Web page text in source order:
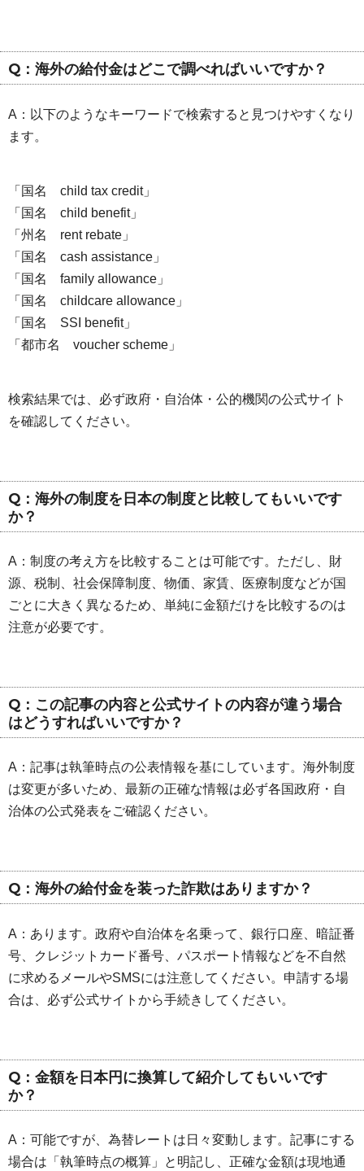
Q：海外の給付金はどこで調べればいいですか？
A：以下のようなキーワードで検索すると見つけやすくなり
ます。
「国名 child tax credit」
「国名 child benefit」
「州名 rent rebate」
「国名 cash assistance」
「国名 family allowance」
「国名 childcare allowance」
「国名 SSI benefit」
「都市名 voucher scheme」
検索結果では、必ず政府・自治体・公的機関の公式サイト
を確認してください。
Q：海外の制度を日本の制度と比較してもいいです
か？
A：制度の考え方を比較することは可能です。ただし、財
源、税制、社会保障制度、物価、家賃、医療制度などが国
ごとに大きく異なるため、単純に金額だけを比較するのは
注意が必要です。
Q：この記事の内容と公式サイトの内容が違う場合
はどうすればいいですか？
A：記事は執筆時点の公表情報を基にしています。海外制度
は変更が多いため、最新の正確な情報は必ず各国政府・自
治体の公式発表をご確認ください。
Q：海外の給付金を装った詐欺はありますか？
A：あります。政府や自治体を名乗って、銀行口座、暗証番
号、クレジットカード番号、パスポート情報などを不自然
に求めるメールやSMSには注意してください。申請する場
合は、必ず公式サイトから手続きしてください。
Q：金額を日本円に換算して紹介してもいいです
か？
A：可能ですが、為替レートは日々変動します。記事にする
場合は「執筆時点の概算」と明記し、正確な金額は現地通